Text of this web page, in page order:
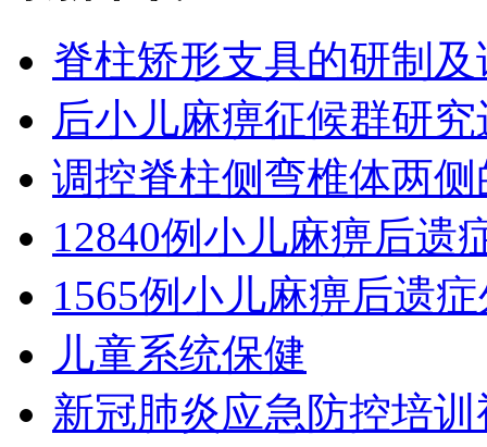
脊柱矫形支具的研制
后小儿麻痹征候群研
调控脊柱侧弯椎体两
12840例小儿麻痹后遗
1565例小儿麻痹后遗
儿童系统保健
新冠肺炎应急防控培